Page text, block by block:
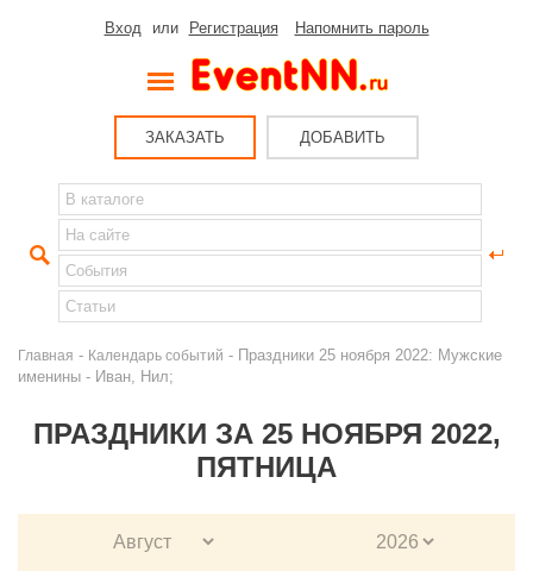
Вход или Регистрация Напомнить пароль
ЗАКАЗАТЬ ДОБАВИТЬ
Главная - Календарь событий - Праздники 25 ноября 2022: Мужские
именины - Иван, Нил;
ПРАЗДНИКИ ЗА 25 НОЯБРЯ 2022,
ПЯТНИЦА